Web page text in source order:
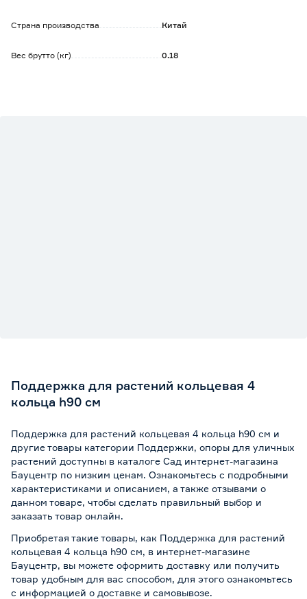
Страна производства Китай
Вес брутто (кг) 0.18
Поддержка для растений кольцевая 4
кольца h90 см
Поддержка для растений кольцевая 4 кольца h90 см и
другие товары категории Поддержки, опоры для уличных
растений доступны в каталоге Сад интернет-магазина
Бауцентр по низким ценам. Ознакомьтесь с подробными
характеристиками и описанием, а также отзывами о
данном товаре, чтобы сделать правильный выбор и
заказать товар онлайн.
Приобретая такие товары, как Поддержка для растений
кольцевая 4 кольца h90 см, в интернет-магазине
Бауцентр, вы можете оформить доставку или получить
товар удобным для вас способом, для этого ознакомьтесь
с информацией о доставке и самовывозе.